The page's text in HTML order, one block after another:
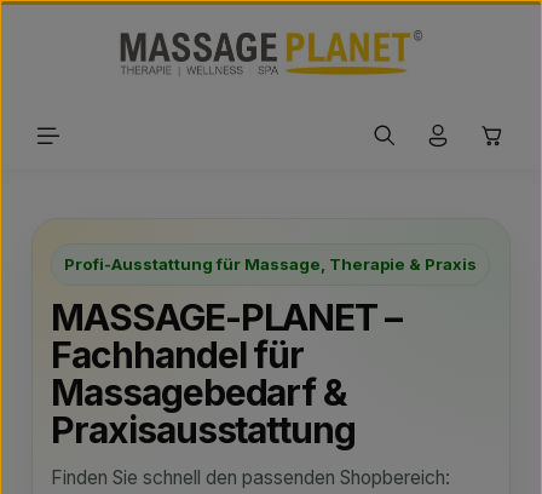
Profi-Ausstattung für Massage, Therapie & Praxis
MASSAGE-PLANET –
Fachhandel für
Massagebedarf &
Praxisausstattung
Finden Sie schnell den passenden Shopbereich: